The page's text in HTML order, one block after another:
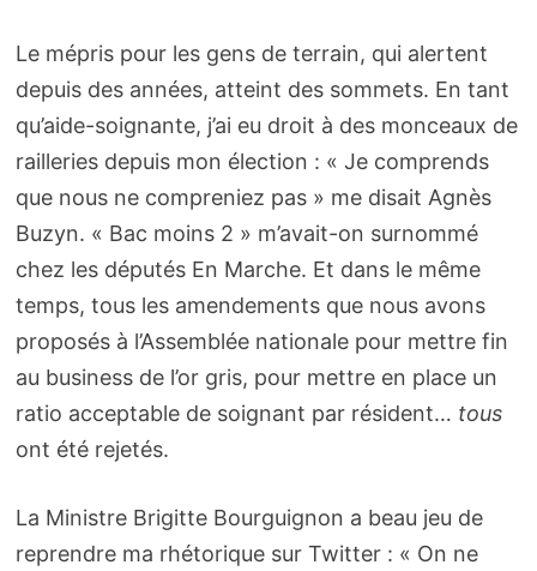
Le mépris pour les gens de terrain, qui alertent
depuis des années, atteint des sommets. En tant
qu’aide-soignante, j’ai eu droit à des monceaux de
railleries depuis mon élection : « Je comprends
que nous ne compreniez pas » me disait Agnès
Buzyn. « Bac moins 2 » m’avait-on surnommé
chez les députés En Marche. Et dans le même
temps, tous les amendements que nous avons
proposés à l’Assemblée nationale pour mettre fin
au business de l’or gris, pour mettre en place un
ratio acceptable de soignant par résident… tous
ont été rejetés.
La Ministre Brigitte Bourguignon a beau jeu de
reprendre ma rhétorique sur Twitter : « On ne